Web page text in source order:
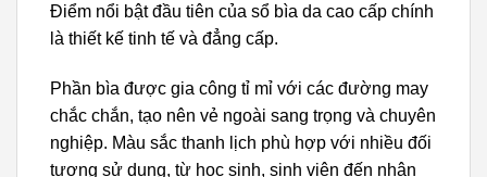
Điểm nổi bật đầu tiên của sổ bìa da cao cấp chính
là thiết kế tinh tế và đẳng cấp.
Phần bìa được gia công tỉ mỉ với các đường may
chắc chắn, tạo nên vẻ ngoài sang trọng và chuyên
nghiệp. Màu sắc thanh lịch phù hợp với nhiều đối
tượng sử dụng, từ học sinh, sinh viên đến nhân